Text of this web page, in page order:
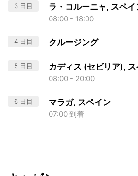
3 日目 ラ・コルーニャ, スペイ
08:00 - 18:00
4 日目 クルージング
5 日目 カディス (セビリア),
08:00 - 20:00
6 日目 マラガ, スペイン
07:00 到着